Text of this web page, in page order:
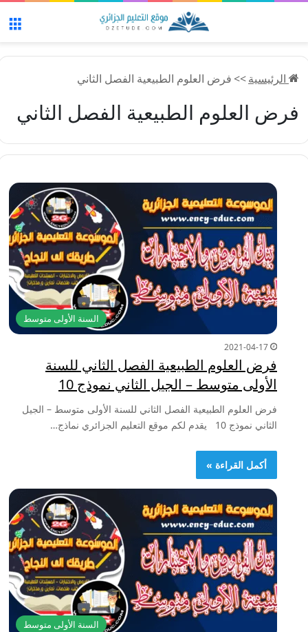
الرئيسية>>فرض العلوم الطبيعية الفصل الثاني
فرض العلوم الطبيعية الفصل الثاني
السنة الأولى متوسط
2021-04-17
فرض العلوم الطبيعية الفصل الثاني للسنة
الأولى متوسط – الجيل الثاني نموذج 10
فرض العلوم الطبيعية الفصل الثاني للسنة الأولى متوسط – الجيل
الثاني نموذج 10 يقدم لكم موقع التعليم الجزائري نماذج…
أكمل القراءة »
السنة الأولى متوسط